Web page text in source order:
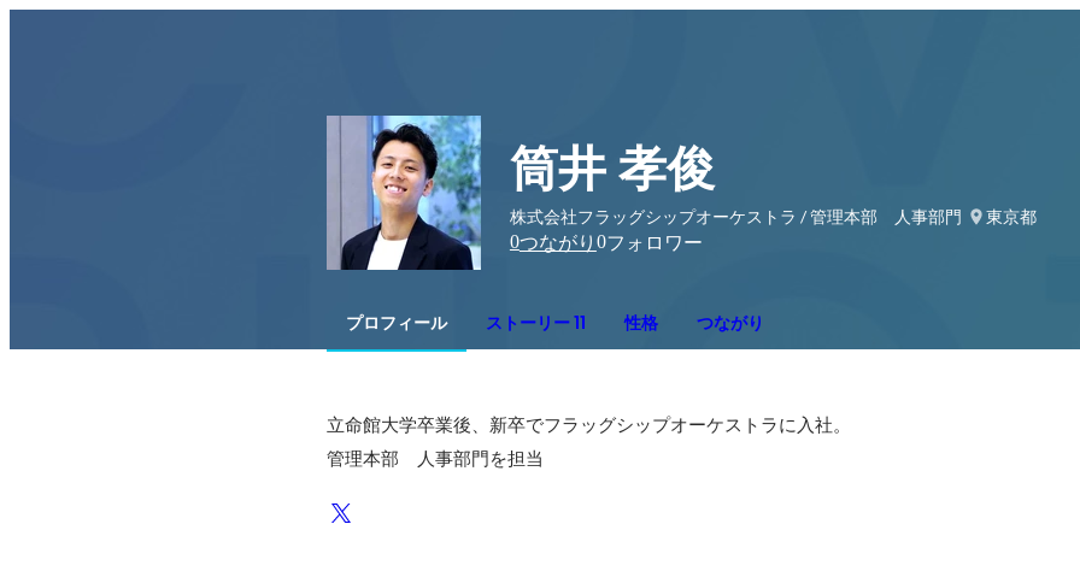
筒井 孝俊
株式会社フラッグシップオーケストラ / 管理本部 人事部門
東京都
0つながり 0フォロワー
プロフィール ストーリー 11 性格 つながり
立命館大学卒業後、新卒でフラッグシップオーケストラに入社。
管理本部　人事部門を担当